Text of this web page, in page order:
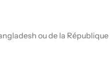
ou de la République